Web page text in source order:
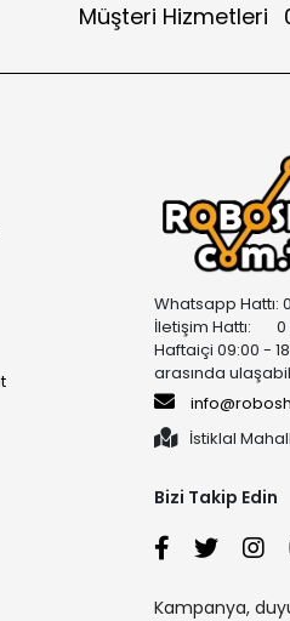
Müşteri Hizmetleri
Whatsapp Hattı:
İletişim Hattı: 0
Haftaiçi 09:00 -
arasında
İstiklal
Bizi Takip Edin
Kampanya,